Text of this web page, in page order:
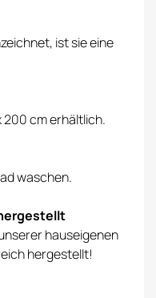
ist sie eine
200 cm erhältlich.
waschen.
hauseigenen
hergestellt!